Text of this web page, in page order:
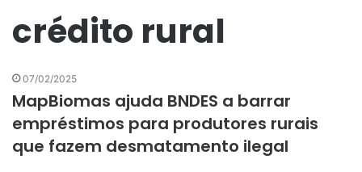
crédito rural
07/02/2025
MapBiomas ajuda BNDES a barrar
empréstimos para produtores rurais
que fazem desmatamento ilegal